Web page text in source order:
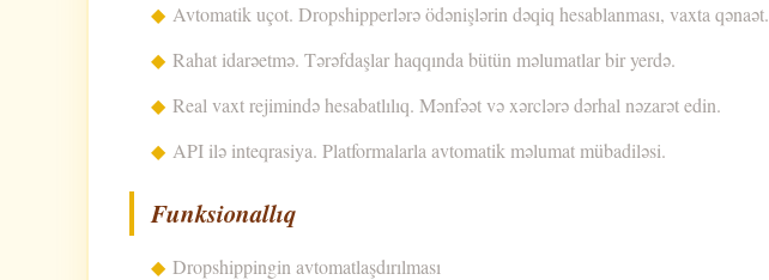
Avtomatik uçot. Dropshipperlərə ödənişlərin dəqiq hesablanması, vaxta qənaət.
Rahat idarəetmə. Tərəfdaşlar haqqında bütün məlumatlar bir yerdə.
Real vaxt rejimində hesabatlılıq. Mənfəət və xərclərə dərhal nəzarət edin.
API ilə inteqrasiya. Platformalarla avtomatik məlumat mübadiləsi.
Funksionallıq
Dropshippingin avtomatlaşdırılması